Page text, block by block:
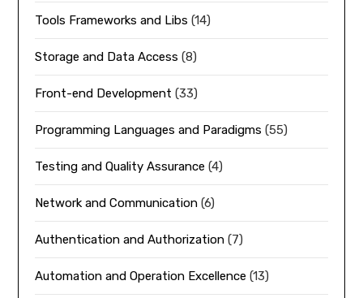
Tools Frameworks and Libs (14)
Storage and Data Access (8)
Front-end Development (33)
Programming Languages and Paradigms (55)
Testing and Quality Assurance (4)
Network and Communication (6)
Authentication and Authorization (7)
Automation and Operation Excellence (13)